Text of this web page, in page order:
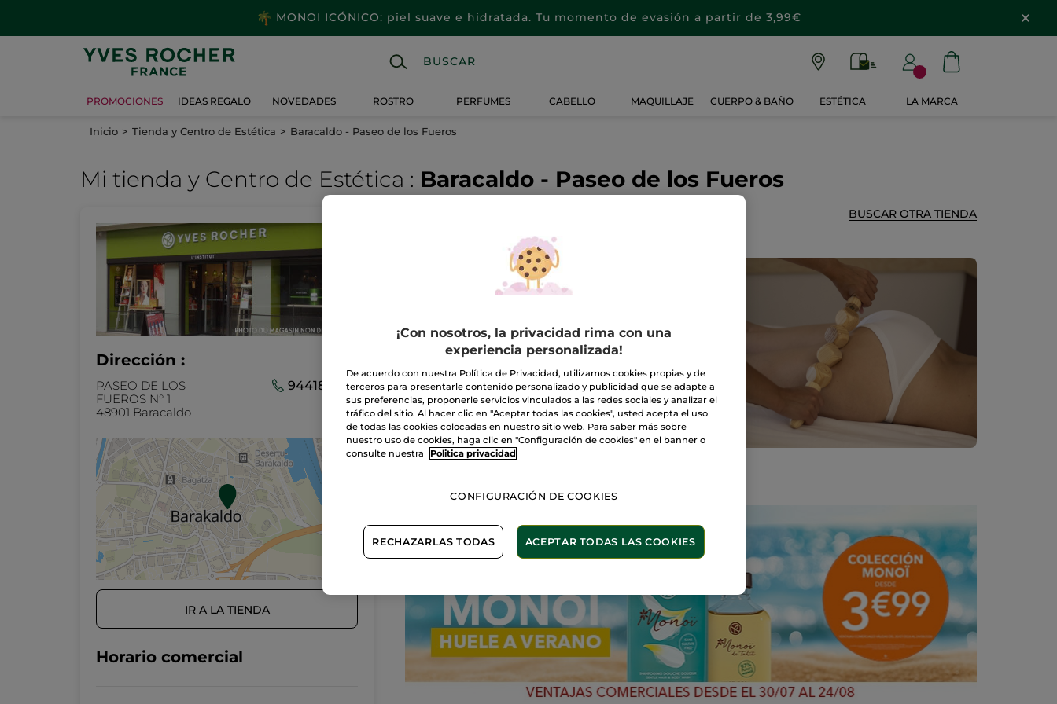
MONOI ICÓNICO: piel suave e hidratada. Tu momento de evasión a partir de 3,99€
PROMOCIONES IDEAS REGALO NOVEDADES ROSTRO PERFUMES CABELLO MAQUILLAJE CUERPO & BAÑO ESTÉTICA LA MARCA
Inicio Tienda y Centro de Estética Baracaldo - Paseo de los Fueros
Mi tienda y Centro de Estética : Baracaldo - Paseo de los Fueros
Dirección :
PASEO DE LOS
FUEROS N° 1
48901 Baracaldo
944180348
IR A LA TIENDA
Horario comercial
BUSCAR OTRA TIENDA
CENTRO DE ESTÉTICA
Déjate llevar por los gestos expertos de nuestras
esteticistas y disfruta de los beneficios de la Cosmética
Vegetal.
Cuidado facial, corporal, depilación…Pide una cita por
teléfono.
¡Con nosotros, la privacidad rima con una
experiencia personalizada!
De acuerdo con nuestra Política de Privacidad, utilizamos cookies propias y de
terceros para presentarle contenido personalizado y publicidad que se adapte a
sus preferencias, proponerle servicios vinculados a las redes sociales y analizar el
tráfico del sitio. Al hacer clic en "Aceptar todas las cookies", usted acepta el uso
de todas las cookies colocadas en nuestro sitio web. Para saber más sobre
nuestro uso de cookies, haga clic en "Configuración de cookies" en el banner o
consulte nuestra
Politica privacidad
CONFIGURACIÓN DE COOKIES
RECHAZARLAS TODAS ACEPTAR TODAS LAS COOKIES